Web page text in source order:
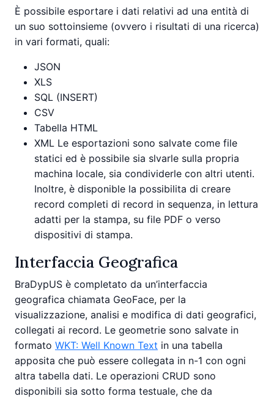
È possibile esportare i dati relativi ad una entità di
un suo sottoinsieme (ovvero i risultati di una ricerca)
in vari formati, quali:
JSON
XLS
SQL (INSERT)
CSV
Tabella HTML
XML Le esportazioni sono salvate come file
statici ed è possibile sia slvarle sulla propria
machina locale, sia condividerle con altri utenti.
Inoltre, è disponible la possibilita di creare
record completi di record in sequenza, in lettura
adatti per la stampa, su file PDF o verso
dispositivi di stampa.
Interfaccia Geografica
BraDypUS è completato da un’interfaccia
geografica chiamata GeoFace, per la
visualizzazione, analisi e modifica di dati geografici,
collegati ai record. Le geometrie sono salvate in
formato WKT: Well Known Text in una tabella
apposita che può essere collegata in n-1 con ogni
altra tabella dati. Le operazioni CRUD sono
disponibili sia sotto forma testuale, che da